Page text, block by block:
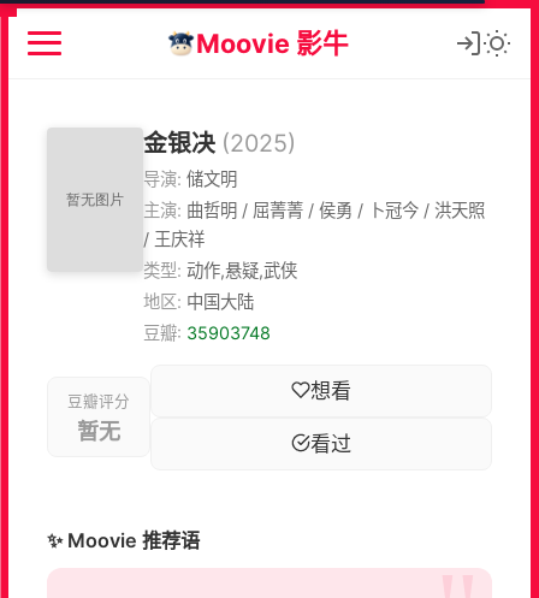
Moovie 影牛
金银决 (2025)
导演: 储文明
主演: 曲哲明 / 屈菁菁 / 侯勇 / 卜冠今 / 洪天照
/ 王庆祥
类型: 动作,悬疑,武侠
地区: 中国大陆
豆瓣: 35903748
豆瓣评分
暂无
想看
看过
✨ Moovie 推荐语